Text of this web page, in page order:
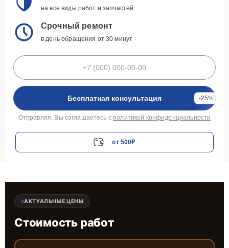
на все виды работ и запчастей
Срочный ремонт
в день обращения от 30 минут
Бесплатная консультация -25%
Отправляя, Вы соглашаетесь с политикой конфиденциальности
от 500₽
АКТУАЛЬНЫЕ ЦЕНЫ
Стоимость работ